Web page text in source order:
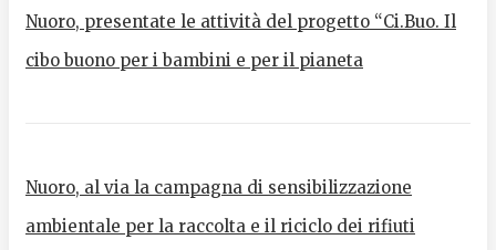
Nuoro, presentate le attività del progetto “Ci.Buo. Il
cibo buono per i bambini e per il pianeta
Nuoro, al via la campagna di sensibilizzazione
ambientale per la raccolta e il riciclo dei rifiuti